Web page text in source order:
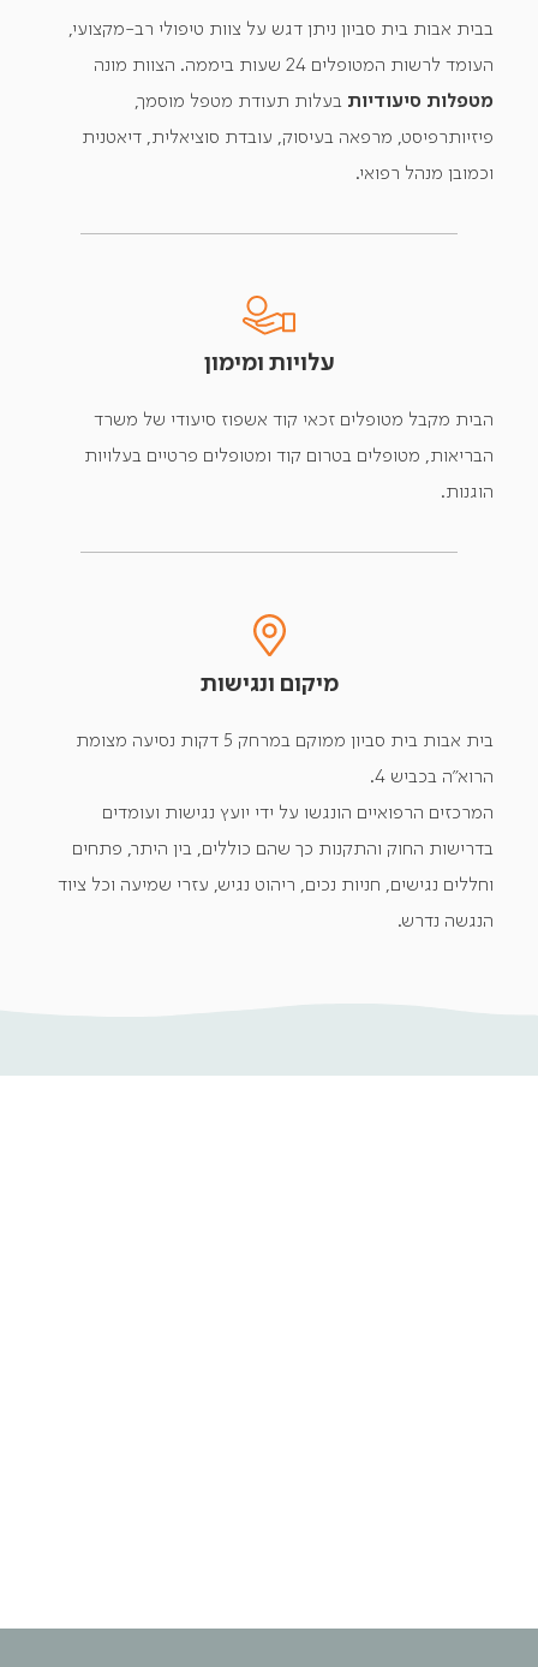
בבית אבות בית סביון ניתן דגש על צוות טיפולי רב-מקצועי,
העומד לרשות המטופלים 24 שעות ביממה. הצוות מונה
מטפלות סיעודיות בעלות תעודת מטפל מוסמך,
פיזיותרפיסט, מרפאה בעיסוק, עובדת סוציאלית, דיאטנית
וכמובן מנהל רפואי.
עלויות ומימון
הבית מקבל מטופלים זכאי קוד אשפוז סיעודי של משרד
הבריאות, מטופלים בטרום קוד ומטופלים פרטיים בעלויות
הוגנות.
מיקום ונגישות
בית אבות בית סביון ממוקם במרחק 5 דקות נסיעה מצומת
הרוא"ה בכביש 4.
המרכזים הרפואיים הונגשו על ידי יועץ נגישות ועומדים
בדרישות החוק והתקנות כך שהם כוללים, בין היתר, פתחים
וחללים נגישים, חניות נכים, ריהוט נגיש, עזרי שמיעה וכל ציוד
הנגשה נדרש.